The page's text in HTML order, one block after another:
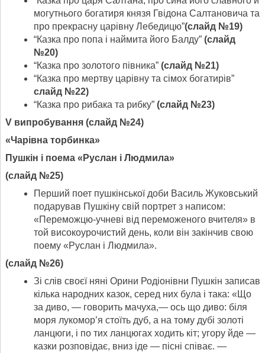
могутнього богатиря князя Гвідона Салтановича та
про прекрасну царівну Лебедицю”(слайд №19)
“Казка про попа і наймита його Балду” (слайд
№20)
“Казка про золотого півника” (слайд №21)
“Казка про мертву царівну та сімох богатирів”
слайд №22)
“Казка про рибака та рибку” (слайд №23)
V випробування (слайд №24)
«Чарівна торбинка»
Пушкін і поема «Руслан і Людмила»
(слайд №25)
Перший поет пушкінської доби Василь Жуковський
подарував Пушкіну свій портрет з написом:
«Переможцю-учневі від переможеного вчителя» в
той високо­урочистий день, коли він закінчив свою
поему «Руслан і Людмила».
(слайд №26)
Зі слів своєї няні Орини Родіонівни Пушкін записав
кілька народних казок, серед них була і така: «Що
за диво, — говорить мачуха,— ось що диво: біля
моря лукомор’я стоїть дуб, а на тому дубі золоті
ланцюги, і по тих ланцюгах ходить кіт; угору йде —
казки розповідає, вниз іде — пісні співає. —